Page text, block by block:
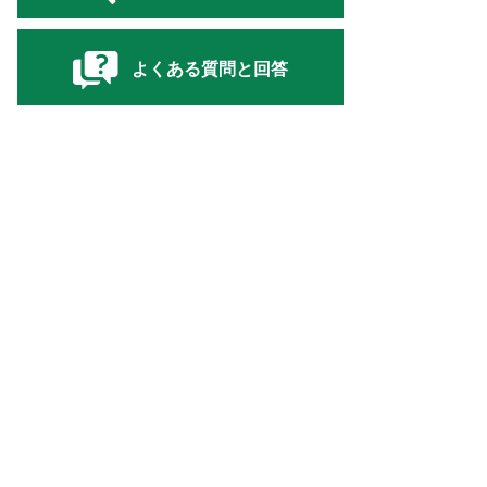
よくある質問と回答